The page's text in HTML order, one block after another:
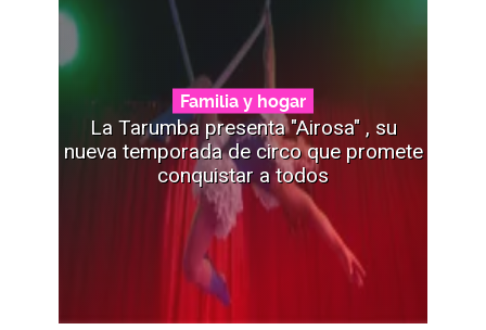
Familia y hogar
La Tarumba presenta "Airosa" , su
nueva temporada de circo que promete
conquistar a todos